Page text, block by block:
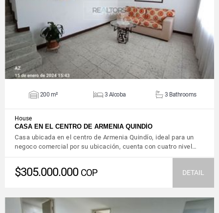
VIEW DETAILS
200 m² 3 Alcoba 3 Bathrooms
House
CASA EN EL CENTRO DE ARMENIA QUINDÍO
Casa ubicada en el centro de Armenia Quindío, ideal para un
negoco comercial por su ubicación, cuenta con cuatro nivel…
$305.000.000 COP DETAIL